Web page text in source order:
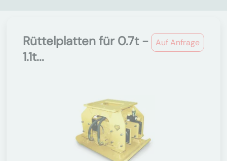
Auf Anfrage
Rüttelplatten für 0.7t -
1.1t...